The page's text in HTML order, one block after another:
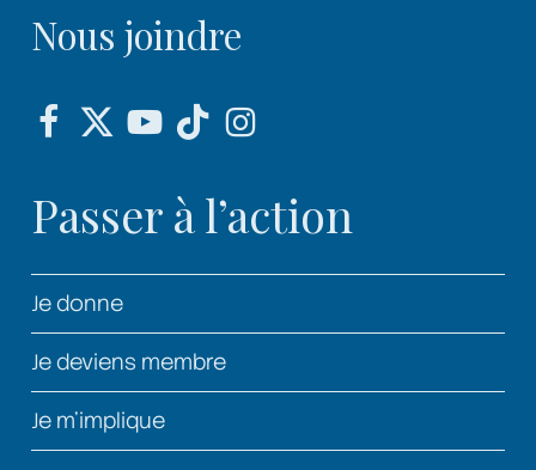
Nous joindre
Passer à l’action
Je donne
Je deviens membre
Je m’implique